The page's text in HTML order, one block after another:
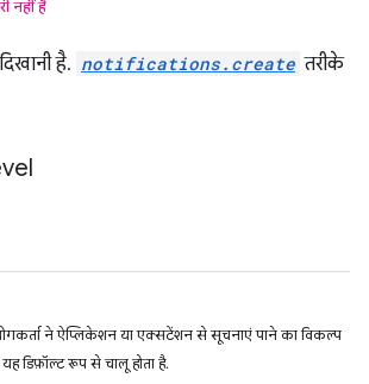
नहीं है
है. notifications.create तरीके
ने ऐप्लिकेशन या एक्सटेंशन से सूचनाएं पाने का विकल्प
डिफ़ॉल्ट रूप से चालू होता है.